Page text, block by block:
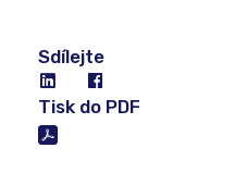
Sdílejte
Tisk do PDF